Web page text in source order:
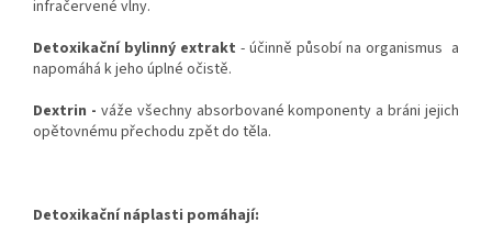
infračervené vlny.
Detoxikační bylinný extrakt - účinně působí na organismus a
napomáhá k jeho úplné očistě.
Dextrin - váže všechny absorbované komponenty a bráni jejich
opětovnému přechodu zpět do těla.
Detoxikační náplasti pomáhají: